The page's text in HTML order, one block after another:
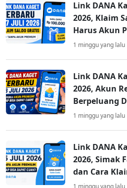
Link DANA
2026, Klaim
Harus Akun
1 minggu yang lalu
Link DANA
2026, Akun
Berpeluang
1 minggu yang lalu
Link DANA
2026, Simak
dan Cara